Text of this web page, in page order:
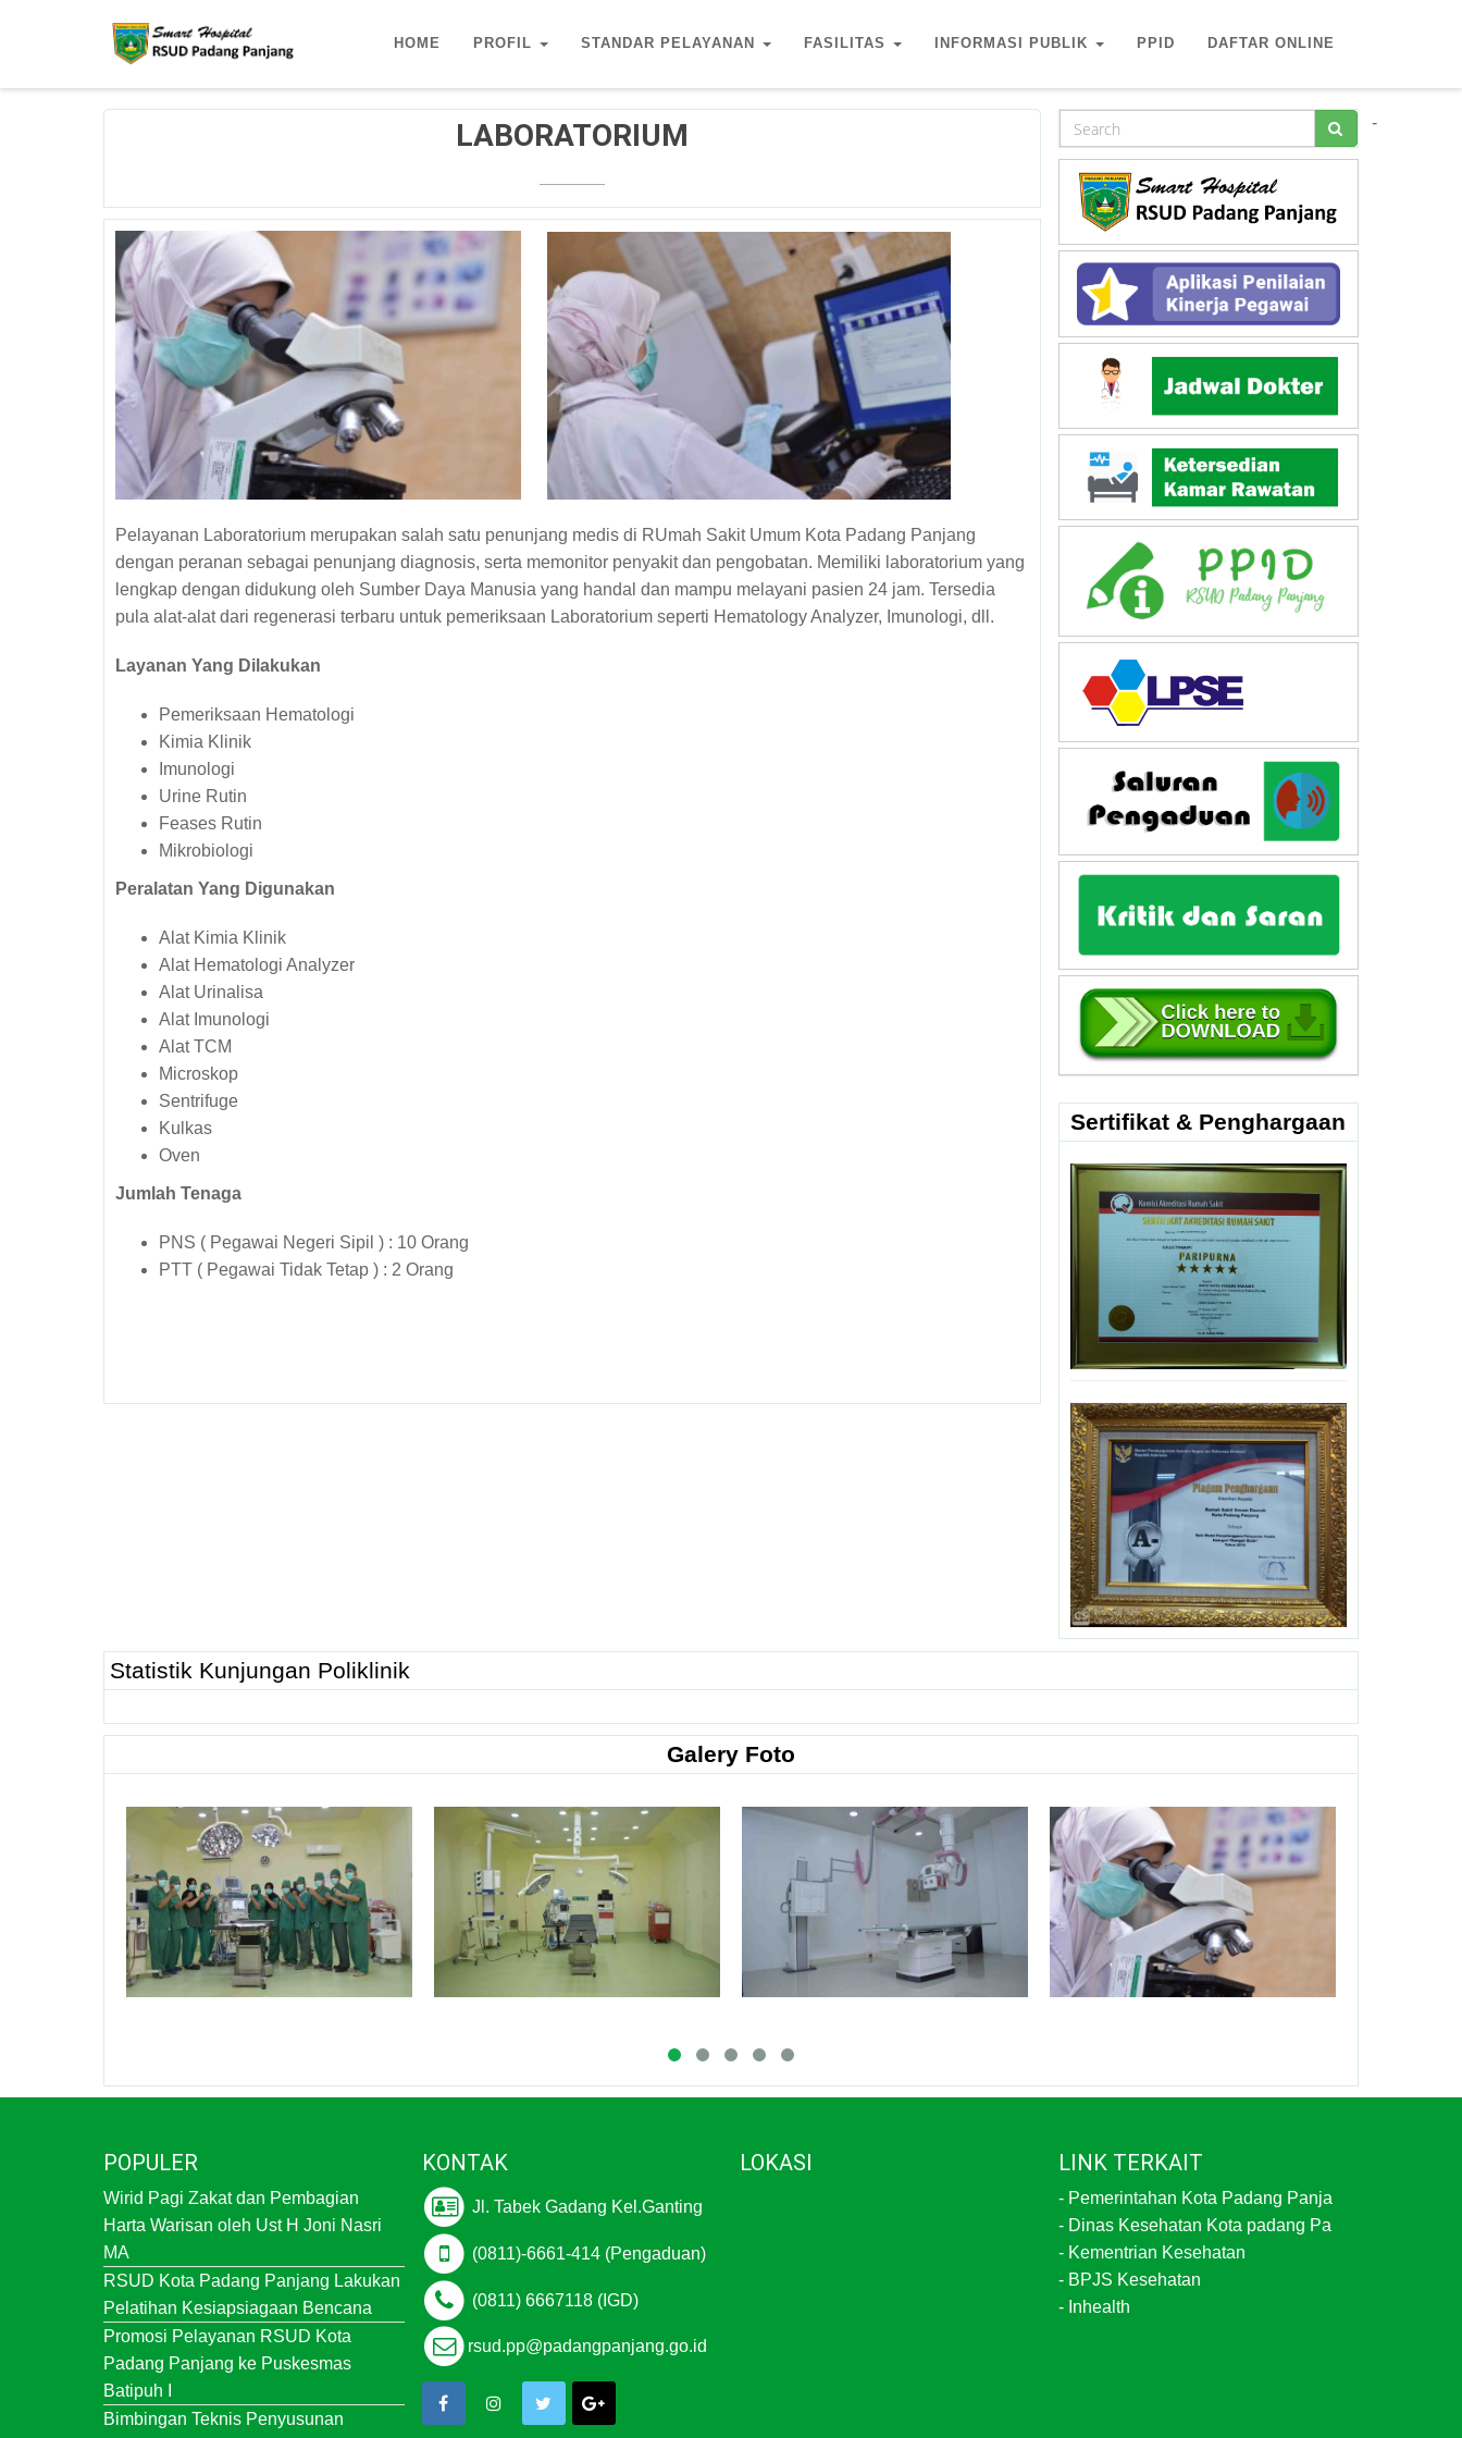
HOME PROFIL STANDAR PELAYANAN FASILITAS INFORMASI PUBLIK PPID DAFTAR ONLINE
LABORATORIUM
Pelayanan Laboratorium merupakan salah satu penunjang medis di RUmah Sakit Umum Kota Padang Panjang
dengan peranan sebagai penunjang diagnosis, serta memonitor penyakit dan pengobatan. Memiliki laboratorium yang
lengkap dengan didukung oleh Sumber Daya Manusia yang handal dan mampu melayani pasien 24 jam. Tersedia
pula alat-alat dari regenerasi terbaru untuk pemeriksaan Laboratorium seperti Hematology Analyzer, Imunologi, dll.
Layanan Yang Dilakukan
Pemeriksaan Hematologi
Kimia Klinik
Imunologi
Urine Rutin
Feases Rutin
Mikrobiologi
Peralatan Yang Digunakan
Alat Kimia Klinik
Alat Hematologi Analyzer
Alat Urinalisa
Alat Imunologi
Alat TCM
Microskop
Sentrifuge
Kulkas
Oven
Jumlah Tenaga
PNS ( Pegawai Negeri Sipil ) : 10 Orang
PTT ( Pegawai Tidak Tetap ) : 2 Orang
Sertifikat & Penghargaan
-
Statistik Kunjungan Poliklinik
Galery Foto
POPULER
Wirid Pagi Zakat dan Pembagian
Harta Warisan oleh Ust H Joni Nasri
MA
RSUD Kota Padang Panjang Lakukan
Pelatihan Kesiapsiagaan Bencana
Promosi Pelayanan RSUD Kota
Padang Panjang ke Puskesmas
Batipuh I
Bimbingan Teknis Penyusunan
KONTAK
Jl. Tabek Gadang Kel.Ganting
(0811)-6661-414 (Pengaduan)
(0811) 6667118 (IGD)
rsud.pp@padangpanjang.go.id
LOKASI LINK TERKAIT
- Pemerintahan Kota Padang Panja
- Dinas Kesehatan Kota padang Pa
- Kementrian Kesehatan
- BPJS Kesehatan
- Inhealth